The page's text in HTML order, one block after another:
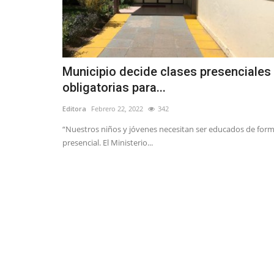
Municipio decide clases presenciales
obligatorias para...
Editora Febrero 22, 2022 342
“Nuestros niños y jóvenes necesitan ser educados de
presencial. El Ministerio...